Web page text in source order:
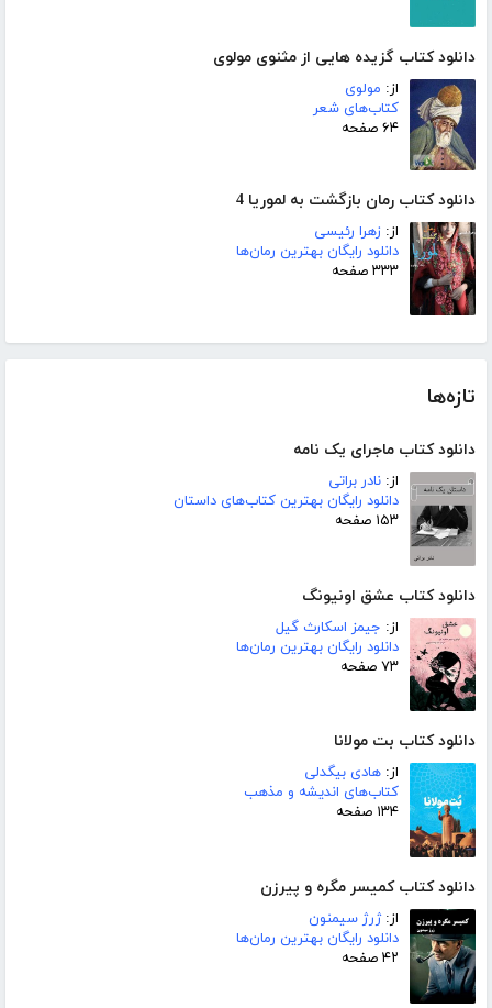
دانلود کتاب گزیده هایی از مثنوی مولوی
از: مولوی
کتاب‌های شعر
۶۴ صفحه
دانلود کتاب رمان بازگشت به لموریا 4
از: زهرا رئیسی
دانلود رایگان بهترین رمان‌ها
۳۳۳ صفحه
تازه‌ها
دانلود کتاب ماجرای یک نامه
از: نادر براتی
دانلود رایگان بهترین کتاب‌های داستان
۱۵۳ صفحه
دانلود کتاب عشق اونیونگ
از: جیمز اسکارث گیل
دانلود رایگان بهترین رمان‌ها
۷۳ صفحه
دانلود کتاب بت مولانا
از: هادی بیگدلی
کتاب‌های اندیشه و مذهب
۱۳۴ صفحه
دانلود کتاب کمیسر مگره و پیرزن
از:ژرژ سیمنون
دانلود رایگان بهترین رمان‌ها
۴۲ صفحه